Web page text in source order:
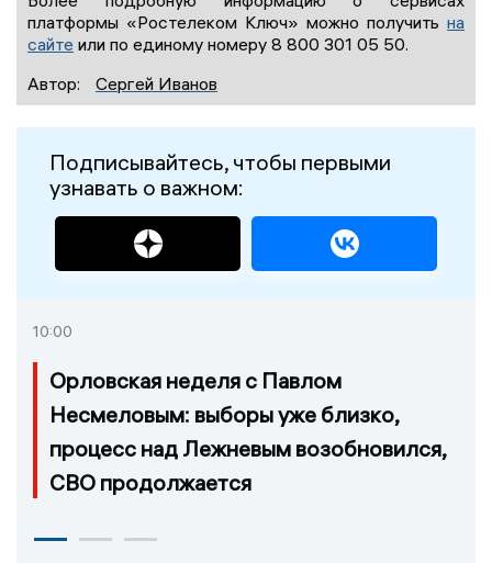
платформы «Ростелеком Ключ» можно получить на
сайте или по единому номеру 8 800 301 05 50.
Автор:
Сергей Иванов
Подписывайтесь, чтобы первыми
узнавать о важном:
10:00
Орловская неделя с Павлом
Несмеловым: выборы уже близко,
процесс над Лежневым возобновился,
СВО продолжается